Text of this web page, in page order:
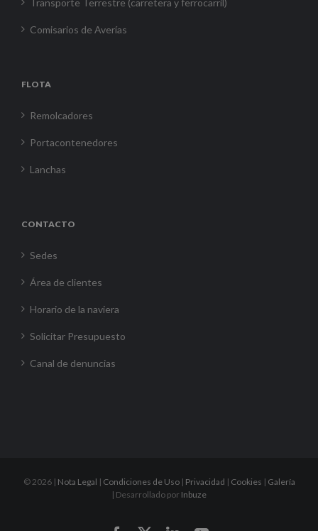
Comisarios de Averías
FLOTA
Remolcadores
Portacontenedores
Lanchas
CONTACTO
Sedes
Área de clientes
Horario de la naviera
Solicitar Presupuesto
Canal de denuncias
© 2026 | Nota Legal | Condiciones de Uso| Privacidad | Cookies | Galería
| Desarrollado por Inbuze